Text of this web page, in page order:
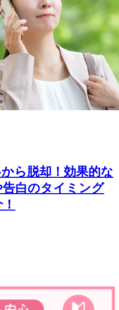
ら脱却！効果的な
白のタイミング